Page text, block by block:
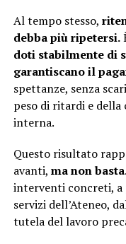
Al tempo stesso,
debba più ripetersi.
doti stabilmente di
garantiscano il
spettanze, senza
peso di ritardi e
interna.
Questo risultato
avanti, ma non
interventi concreti, a
servizi dell’Ateneo,
tutela del lavoro